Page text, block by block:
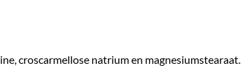
croscarmellose natrium en magnesiumstearaat.